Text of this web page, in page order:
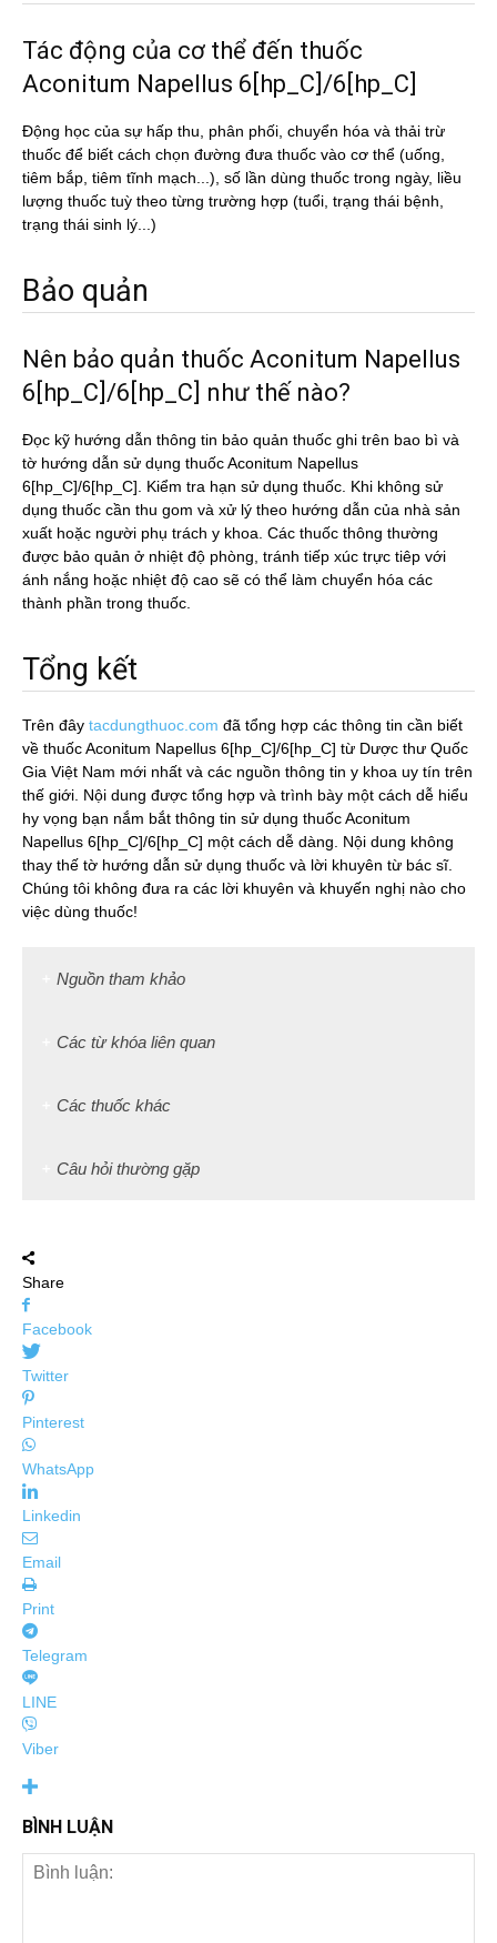
Tác động của cơ thể đến thuốc
Aconitum Napellus 6[hp_C]/6[hp_C]
Động học của sự hấp thu, phân phối, chuyển hóa và thải trừ
thuốc để biết cách chọn đường đưa thuốc vào cơ thể (uống,
tiêm bắp, tiêm tĩnh mạch...), số lần dùng thuốc trong ngày, liều
lượng thuốc tuỳ theo từng trường hợp (tuổi, trạng thái bệnh,
trạng thái sinh lý...)
Bảo quản
Nên bảo quản thuốc Aconitum Napellus
6[hp_C]/6[hp_C] như thế nào?
Đọc kỹ hướng dẫn thông tin bảo quản thuốc ghi trên bao bì và
tờ hướng dẫn sử dụng thuốc Aconitum Napellus
6[hp_C]/6[hp_C]. Kiểm tra hạn sử dụng thuốc. Khi không sử
dụng thuốc cần thu gom và xử lý theo hướng dẫn của nhà sản
xuất hoặc người phụ trách y khoa. Các thuốc thông thường
được bảo quản ở nhiệt độ phòng, tránh tiếp xúc trực tiêp với
ánh nắng hoặc nhiệt độ cao sẽ có thể làm chuyển hóa các
thành phần trong thuốc.
Tổng kết
Trên đây tacdungthuoc.com đã tổng hợp các thông tin cần biết
về thuốc Aconitum Napellus 6[hp_C]/6[hp_C] từ Dược thư Quốc
Gia Việt Nam mới nhất và các nguồn thông tin y khoa uy tín trên
thế giới. Nội dung được tổng hợp và trình bày một cách dễ hiểu
hy vọng bạn nắm bắt thông tin sử dụng thuốc Aconitum
Napellus 6[hp_C]/6[hp_C] một cách dễ dàng. Nội dung không
thay thế tờ hướng dẫn sử dụng thuốc và lời khuyên từ bác sĩ.
Chúng tôi không đưa ra các lời khuyên và khuyến nghị nào cho
việc dùng thuốc!
Nguồn tham khảo
Các từ khóa liên quan
Các thuốc khác
Câu hỏi thường gặp
Share
Facebook
Twitter
Pinterest
WhatsApp
Linkedin
Email
Print
Telegram
LINE
Viber
BÌNH LUẬN